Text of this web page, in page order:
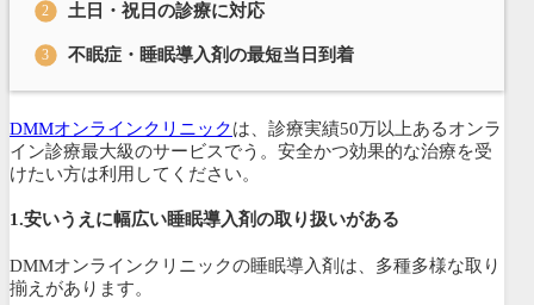
土日・祝日の診療に対応
不眠症・睡眠導入剤の最短当日到着
DMMオンラインクリニックは、診療実績50万以上あるオンラ
イン診療最大級のサービスでう。安全かつ効果的な治療を受
けたい方は利用してください。
1.安いうえに幅広い睡眠導入剤の取り扱いがある
DMMオンラインクリニックの睡眠導入剤は、多種多様な取り
揃えがあります。